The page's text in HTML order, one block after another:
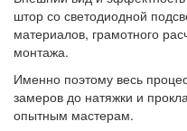
штор со светодиодной
материалов, грамотного
монтажа.
Именно поэтому весь
замеров до натяжки и
опытным мастерам.